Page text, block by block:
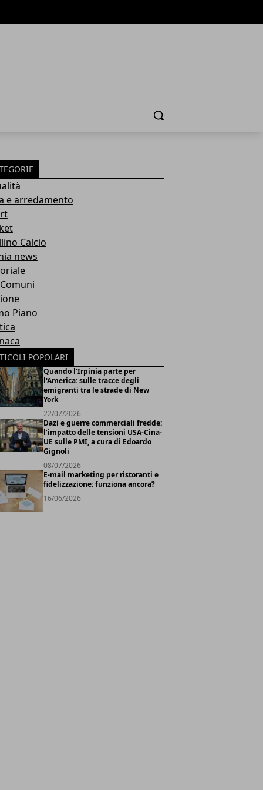
Cerca
e arredamento
Calcio
news
Piano
POPOLARI
Quando l'Irpinia parte per
l'America: sulle tracce degli
emigranti tra le strade di New
York
22/07/2026
Dazi e guerre commerciali fredde:
l’impatto delle tensioni USA-Cina-
UE sulle PMI, a cura di Edoardo
Gignoli
08/07/2026
E-mail marketing per ristoranti e
fidelizzazione: funziona ancora?
16/06/2026